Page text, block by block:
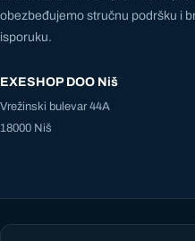
obezbeđujemo stručnu podršku i
isporuku.
EXESHOP DOO Niš
Vrežinski bulevar 44A
18000 Niš